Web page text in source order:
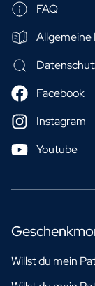
FAQ
Allgemeine
Facebook
Instagram
Youtube
Willst du mein